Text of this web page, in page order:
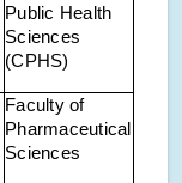
Public Health
Sciences
(CPHS)
Faculty of
Pharmaceutical
Sciences